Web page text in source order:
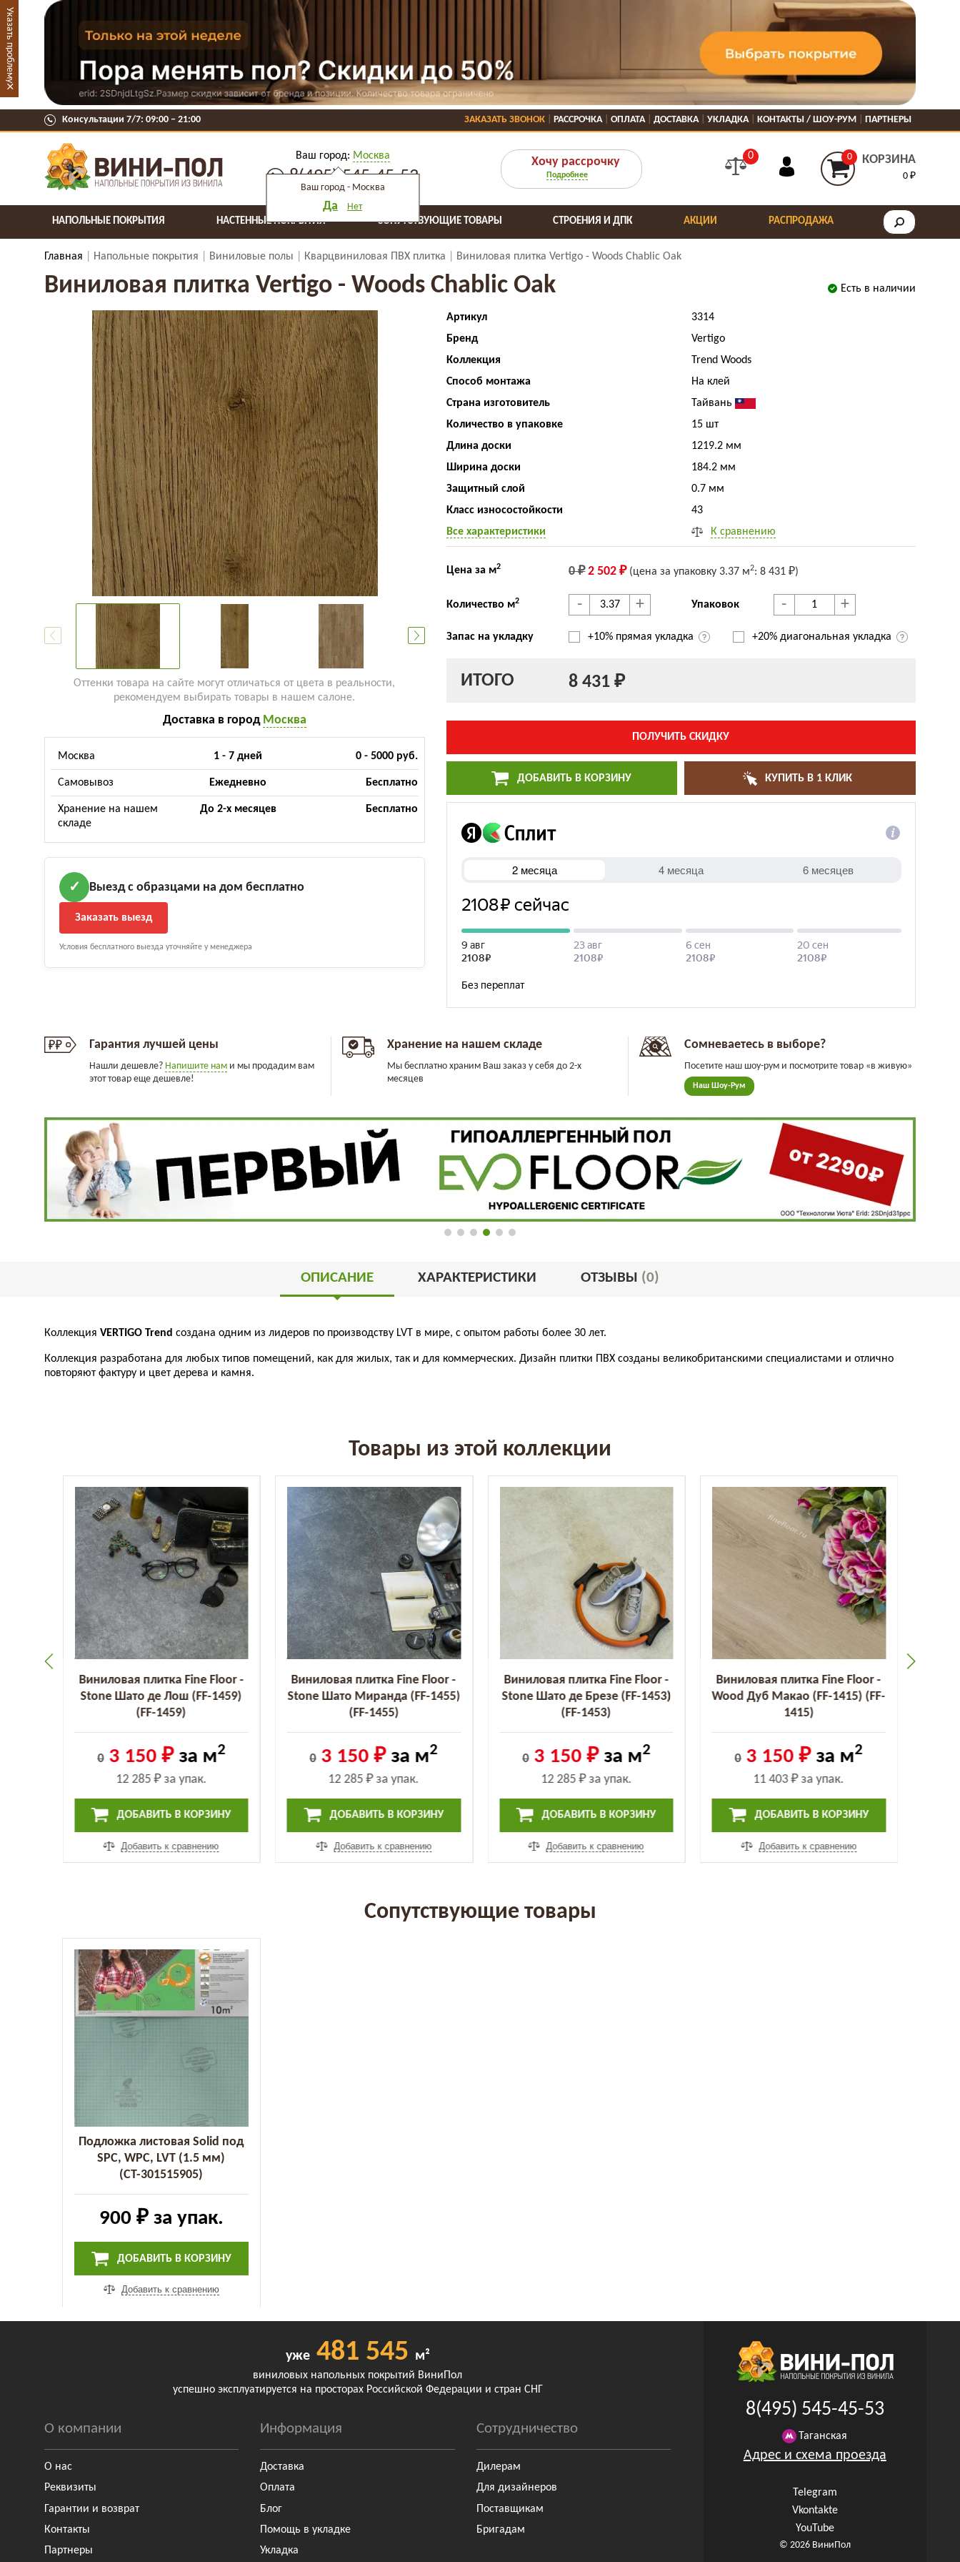
Консультации 7/7: 09:00 ‒ 21:00 ЗАКАЗАТЬ ЗВОНОК РАССРОЧКА ОПЛАТА ДОСТАВКА УКЛАДКА КОНТАКТЫ / ШОУ-РУМ ПАРТНЕРЫ
Ваш город: Москва
Ваш город - Москва
Да Нет
8(495) 545-45-53
Хочу рассрочку
Подробнее
0 0 КОРЗИНА
0 ₽
НАПОЛЬНЫЕ ПОКРЫТИЯ НАСТЕННЫЕ ПОКРЫТИЯ СОПУТСТВУЮЩИЕ ТОВАРЫ РАСПРОДАЖА
СТРОЕНИЯ И ДПК АКЦИИ
Главная Напольные покрытия Виниловые полы Кварцвиниловая ПВХ плитка Виниловая плитка Vertigo - Woods Chablic Oak
Есть в наличии
Виниловая плитка Vertigo - Woods Chablic Oak
Оттенки товара на сайте могут отличаться от цвета в реальности,
рекомендуем выбирать товары в нашем салоне.
Доставка в город Москва
Москва 1 - 7 дней 0 - 5000 руб.
Самовывоз Ежедневно Бесплатно
Хранение на нашем
складе
До 2-х месяцев Бесплатно
✓ Выезд с образцами на дом бесплатно
Заказать выезд
Условия бесплатного выезда уточняйте у менеджера
Артикул
3314
Бренд
Vertigo
Коллекция
Trend Woods
Способ монтажа
На клей
Страна изготовитель
Тайвань
Количество в упаковке
15 шт
Длина доски
1219.2 мм
Ширина доски
184.2 мм
Защитный слой
0.7 мм
Класс износостойкости
43
Все характеристики
К сравнению
Цена за м2 0 ₽ 2 502 ₽ (цена за упаковку 3.37 м2:8 431 ₽)
Количество м2 - + Упаковок - +
Запас на укладку +10% прямая укладка +20% диагональная укладка
ИТОГО 8 431 ₽
ПОЛУЧИТЬ СКИДКУ
ДОБАВИТЬ В КОРЗИНУ КУПИТЬ В 1 КЛИК
Гарантия лучшей цены
Нашли дешевле? Напишите нам и мы продадим вам
этот товар еще дешевле!
Хранение на нашем складе
Мы бесплатно храним Ваш заказ у себя до 2-х
месяцев
Сомневаетесь в выборе?
Посетите наш шоу-рум и посмотрите товар «в живую»
Наш Шоу-Рум
ОПИСАНИЕ ХАРАКТЕРИСТИКИ ОТЗЫВЫ (0)
Коллекция VERTIGO Trend создана одним из лидеров по производству LVT в мире, с опытом работы более 30 лет.
Коллекция разработана для любых типов помещений, как для жилых, так и для коммерческих. Дизайн плитки ПВХ созданы великобританскими специалистами и отлично
повторяют фактуру и цвет дерева и камня.
Товары из этой коллекции
Виниловая плитка Fine Floor -
Stone Шато де Лош (FF-1459)
(FF-1459)
0 3 150 ₽за м2
12 285 ₽за упак.
ДОБАВИТЬ В КОРЗИНУ
Добавить к сравнению
Виниловая плитка Fine Floor -
Stone Шато Миранда (FF-1455)
(FF-1455)
0 3 150 ₽за м2
12 285 ₽за упак.
ДОБАВИТЬ В КОРЗИНУ
Добавить к сравнению
Виниловая плитка Fine Floor -
Stone Шато де Брезе (FF-1453)
(FF-1453)
0 3 150 ₽за м2
12 285 ₽за упак.
ДОБАВИТЬ В КОРЗИНУ
Добавить к сравнению
Виниловая плитка Fine Floor -
Wood Дуб Макао (FF-1415) (FF-
1415)
0 3 150 ₽за м2
11 403 ₽за упак.
ДОБАВИТЬ В КОРЗИНУ
Добавить к сравнению
Сопутствующие товары
Подложка листовая Solid под
SPC, WPC, LVT (1.5 мм)
(СТ-301515905)
900 ₽за упак.
ДОБАВИТЬ В КОРЗИНУ
Добавить к сравнению
уже481 545 м²
виниловых напольных покрытий ВиниПол
успешно эксплуатируется на просторах Российской Федерации и стран СНГ
О компании
О нас
Реквизиты
Гарантии и возврат
Контакты
Партнеры
Информация
Доставка
Оплата
Блог
Помощь в укладке
Укладка
Сотрудничество
Дилерам
Для дизайнеров
Поставщикам
Бригадам
8(495) 545-45-53
Таганская
Адрес и схема проезда
Telegram
Vkontakte
YouTube
© 2026 ВиниПол
Указать проблему
×